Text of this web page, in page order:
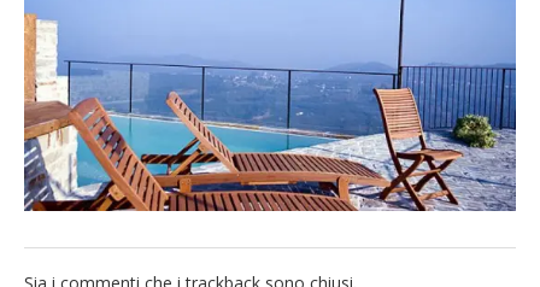
Italiano
German
English
Spanish
Italiano
rassegna stampa